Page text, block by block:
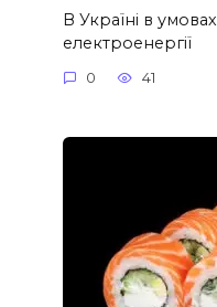
В Україні в
електроенергії
0 41